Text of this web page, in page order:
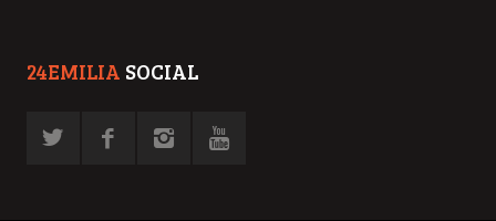
24EMILIA SOCIAL